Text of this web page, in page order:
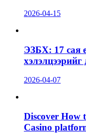
2026-04-15
ЭЗБХ: 17 сая
2026-04-07
Discover How
Casino